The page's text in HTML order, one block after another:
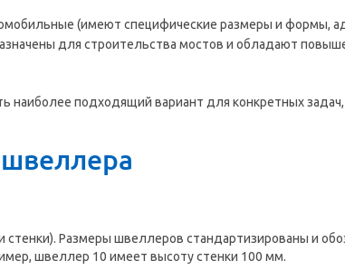
(имеют специфические размеры и формы,
для строительства мостов и обладают
подходящий вариант для конкретных задач,
Размеры швеллеров стандартизированы и
швеллер 10 имеет высоту стенки 100 мм.